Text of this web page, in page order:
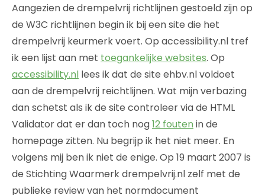
Aangezien de drempelvrij richtlijnen gestoeld zijn op
de W3C richtlijnen begin ik bij een site die het
drempelvrij keurmerk voert. Op accessibility.nl tref
ik een lijst aan met toegankelijke websites. Op
accessibility.nl lees ik dat de site ehbv.nl voldoet
aan de drempelvrij reichtlijnen. Wat mijn verbazing
dan schetst als ik de site controleer via de HTML
Validator dat er dan toch nog12 fouten in de
homepage zitten. Nu begrijp ik het niet meer. En
volgens mij ben ik niet de enige. Op 19 maart 2007 is
de Stichting Waarmerk drempelvrij.nl zelf met de
publieke review van het normdocument